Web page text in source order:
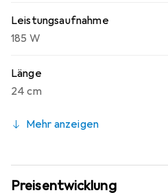
Leistungsaufnahme
185 W
Länge
24 cm
Mehr anzeigen
Preisentwicklung